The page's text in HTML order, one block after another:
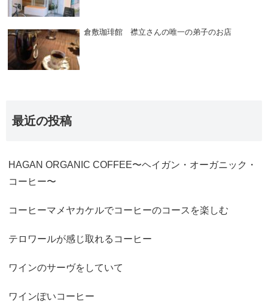
倉敷珈琲館 襟立さんの唯一の弟子のお店
最近の投稿
HAGAN ORGANIC COFFEE〜ヘイガン・オーガニック・
コーヒー〜
コーヒーマメヤカケルでコーヒーのコースを楽しむ
テロワールが感じ取れるコーヒー
ワインのサーヴをしていて
ワインぽいコーヒー